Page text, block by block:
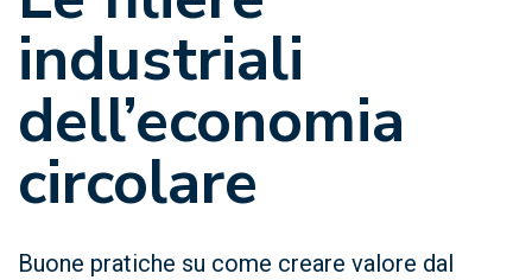
industriali
dell’economia
circolare
Buone pratiche su come creare valore dal